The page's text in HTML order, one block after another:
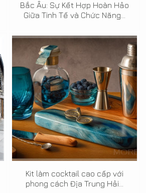
Bắc Âu: Sự Kết Hợp Hoàn Hảo
Giữa Tinh Tế và Chức Năng...
Kit làm cocktail cao cấp với
phong cách Địa Trung Hải...